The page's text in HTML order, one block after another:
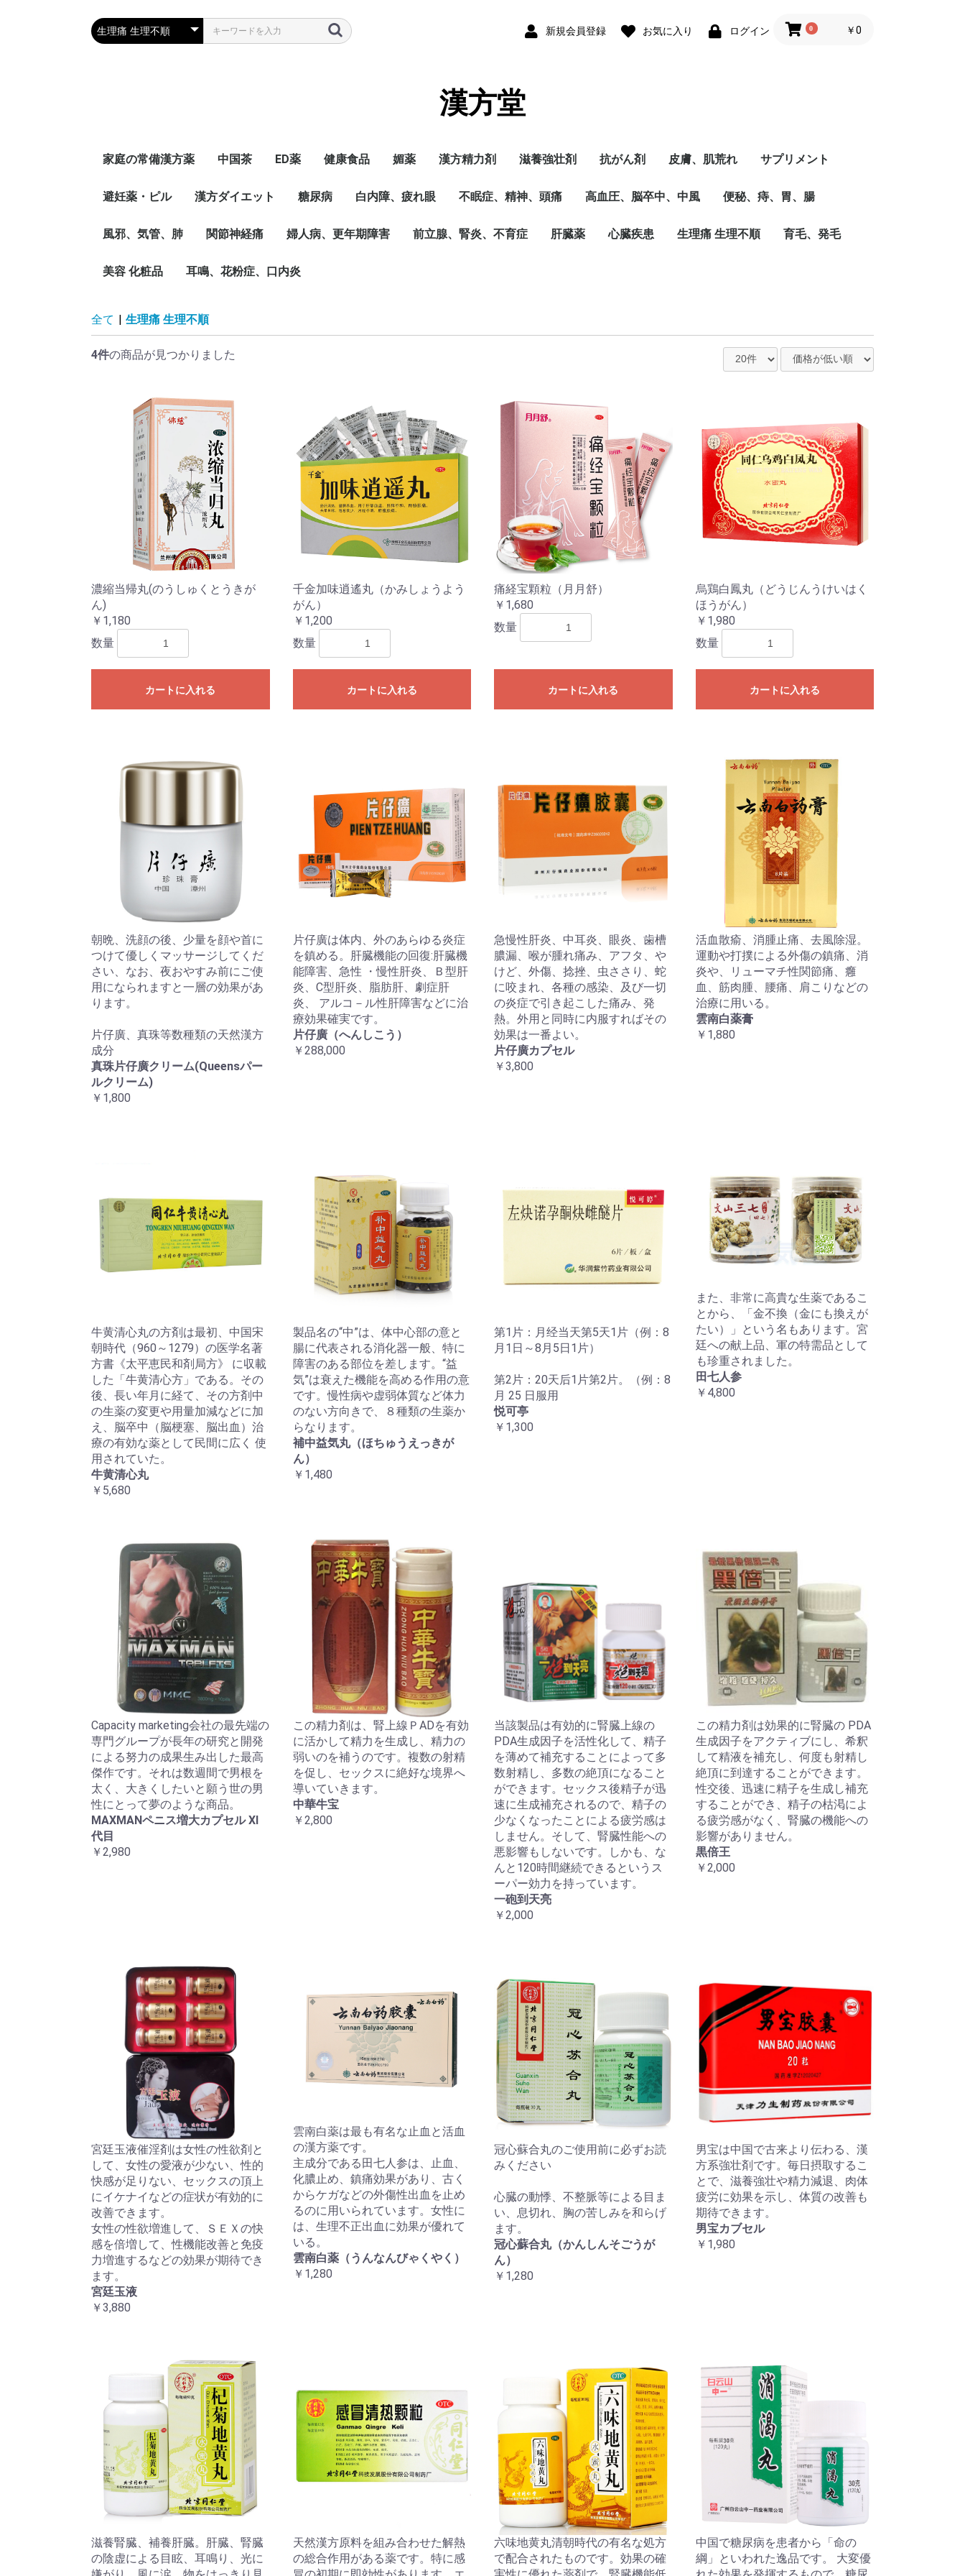
新規会員登録 お気に入り ログイン 0 ￥0
漢方堂
家庭の常備漢方薬 中国茶 ED薬 健康食品 媚薬 漢方精力剤 滋養強壮剤 抗がん剤 皮膚、肌荒れ サプリメント
避妊薬・ピル 漢方ダイエット 糖尿病 白内障、疲れ眼 不眠症、精神、頭痛 高血圧、脳卒中、中風 便秘、痔、胃、腸
風邪、気管、肺 関節神経痛 婦人病、更年期障害 前立腺、腎炎、不育症 肝臓薬 心臓疾患 生理痛 生理不順 育毛、発毛
美容 化粧品 耳鳴、花粉症、口内炎
全て | 生理痛 生理不順
4件の商品が見つかりました
濃縮当帰丸(のうしゅくとうきが
ん)
￥1,180
数量
カートに入れる
千金加味逍遙丸（かみしょうよう
がん）
￥1,200
数量
カートに入れる
痛経宝顆粒（月月舒）
￥1,680
数量
カートに入れる
烏鶏白鳳丸（どうじんうけいはく
ほうがん）
￥1,980
数量
カートに入れる
朝晩、洗顔の後、少量を顔や首に
つけて優しくマッサージしてくだ
さい、なお、夜おやすみ前にご使
用になられますと一層の効果があ
ります。
片仔廣、真珠等数種類の天然漢方
成分
真珠片仔廣クリーム(Queensパー
ルクリーム)
￥1,800
片仔廣は体内、外のあらゆる炎症
を鎮める。肝臓機能の回復:肝臓機
能障害、急性 ・慢性肝炎、Ｂ型肝
炎、C型肝炎、脂肪肝、劇症肝
炎、 アルコ－ル性肝障害などに治
療効果確実です。
片仔廣（へんしこう）
￥288,000
急慢性肝炎、中耳炎、眼炎、歯槽
膿漏、喉が腫れ痛み、アフタ、や
けど、外傷、捻挫、虫ささり、蛇
に咬まれ、各種の感染、及び一切
の炎症で引き起こした痛み、発
熱。外用と同時に内服すればその
効果は一番よい。
片仔廣カプセル
￥3,800
活血散瘉、消腫止痛、去風除湿。
運動や打撲による外傷の鎮痛、消
炎や、リューマチ性関節痛、癰
血、筋肉腫、腰痛、肩こりなどの
治療に用いる。
雲南白薬膏
￥1,880
牛黄清心丸の方剤は最初、中国宋
朝時代（960～1279）の医学名著
方書《太平恵民和剤局方》 に収載
した「牛黄清心方」である。その
後、長い年月に経て、その方剤中
の生薬の変更や用量加減などに加
え、脳卒中（脳梗塞、脳出血）治
療の有効な薬として民間に広く 使
用されていた。
牛黄清心丸
￥5,680
製品名の“中”は、体中心部の意と
腸に代表される消化器一般、特に
障害のある部位を差します。“益
気”は衰えた機能を高める作用の意
です。慢性病や虚弱体質など体力
のない方向きで、８種類の生薬か
らなります。
補中益気丸（ほちゅうえっきが
ん）
￥1,480
第1片：月经当天第5天1片（例：8
月1日～8月5日1片）
第2片：20天后1片第2片。（例：8
月 25 日服用
悦可亭
￥1,300
また、非常に高貴な生薬であるこ
とから、「金不換（金にも換えが
たい）」という名もあります。宮
廷への献上品、軍の特需品として
も珍重されました。
田七人参
￥4,800
Capacity marketing会社の最先端の
専門グループが長年の研究と開発
による努力の成果生み出した最高
傑作です。それは数週間で男根を
太く、大きくしたいと願う世の男
性にとって夢のような商品。
MAXMANペニス増大カプセル XI
代目
￥2,980
この精力剤は、腎上線ＰADを有効
に活かして精力を生成し、精力の
弱いのを補うのです。複数の射精
を促し、セックスに絶好な境界へ
導いていきます。
中華牛宝
￥2,800
当該製品は有効的に腎臓上線の
PDA生成因子を活性化して、精子
を薄めて補充することによって多
数射精し、多数の絶頂になること
ができます。セックス後精子が迅
速に生成補充されるので、精子の
少なくなったことによる疲労感は
しません。そして、腎臓性能への
悪影響もしないです。しかも、な
んと120時間継続できるというス
ーパー効力を持っています。
一砲到天亮
￥2,000
この精力剤は効果的に腎臓の PDA
生成因子をアクティブにし、希釈
して精液を補充し、何度も射精し
絶頂に到達することができます。
性交後、迅速に精子を生成し補充
することができ、精子の枯渇によ
る疲労感がなく、腎臓の機能への
影響がありません。
黒倍王
￥2,000
宮廷玉液催淫剤は女性の性欲剤と
して、女性の愛液が少ない、性的
快感が足りない、セックスの頂上
にイケナイなどの症状が有効的に
改善できます。
女性の性欲増進して、ＳＥＸの快
感を倍増して、性機能改善と免疫
力増進するなどの効果が期待でき
ます。
宮廷玉液
￥3,880
雲南白薬は最も有名な止血と活血
の漢方薬です。
主成分である田七人参は、止血、
化膿止め、鎮痛効果があり、古く
からケガなどの外傷性出血を止め
るのに用いられています。女性に
は、生理不正出血に効果が優れて
いる。
雲南白薬（うんなんびゃくやく）
￥1,280
冠心蘇合丸のご使用前に必ずお読
みください
心臓の動悸、不整脈等による目ま
い、息切れ、胸の苦しみを和らげ
ます。
冠心蘇合丸（かんしんそごうが
ん）
￥1,280
男宝は中国で古来より伝わる、漢
方系強壮剤です。毎日摂取するこ
とで、滋養強壮や精力減退、肉体
疲労に効果を示し、体質の改善も
期待できます。
男宝カブセル
￥1,980
滋養腎臓、補養肝臓。肝臓、腎臓
の陰虚による目眩、耳鳴り、光に
天然漢方原料を組み合わせた解熱
の総合作用がある薬です。特に感
六味地黄丸清朝時代の有名な処方
で配合されたものです。効果の確
中国で糖尿病を患者から「命の
綱」といわれた逸品です。 大変優